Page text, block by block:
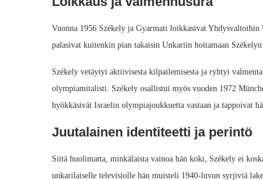
Vuonna 1956 Székely ja Gyarmati loikkasivat
palasivat kuitenkin pian takaisin Unkariin hoitamaan
Székely vetäytyi aktiivisesta kilpailemisesta ja ryhtyi
olympiamitalisti. Székely osallistui myös vuoden 1972
hyökkäsivät Israelin olympiajoukkuetta vastaan ja tappoivat
Juutalainen identiteetti ja perintö
Siitä huolimatta, minkälaista vainoa hän koki, Székely ei
unkarilaiselle televisiolle hän muisteli 1940-luvun syrjiviä